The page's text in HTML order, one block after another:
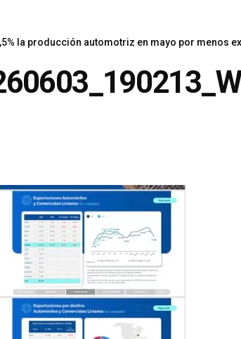
la producción automotriz en mayo por menos